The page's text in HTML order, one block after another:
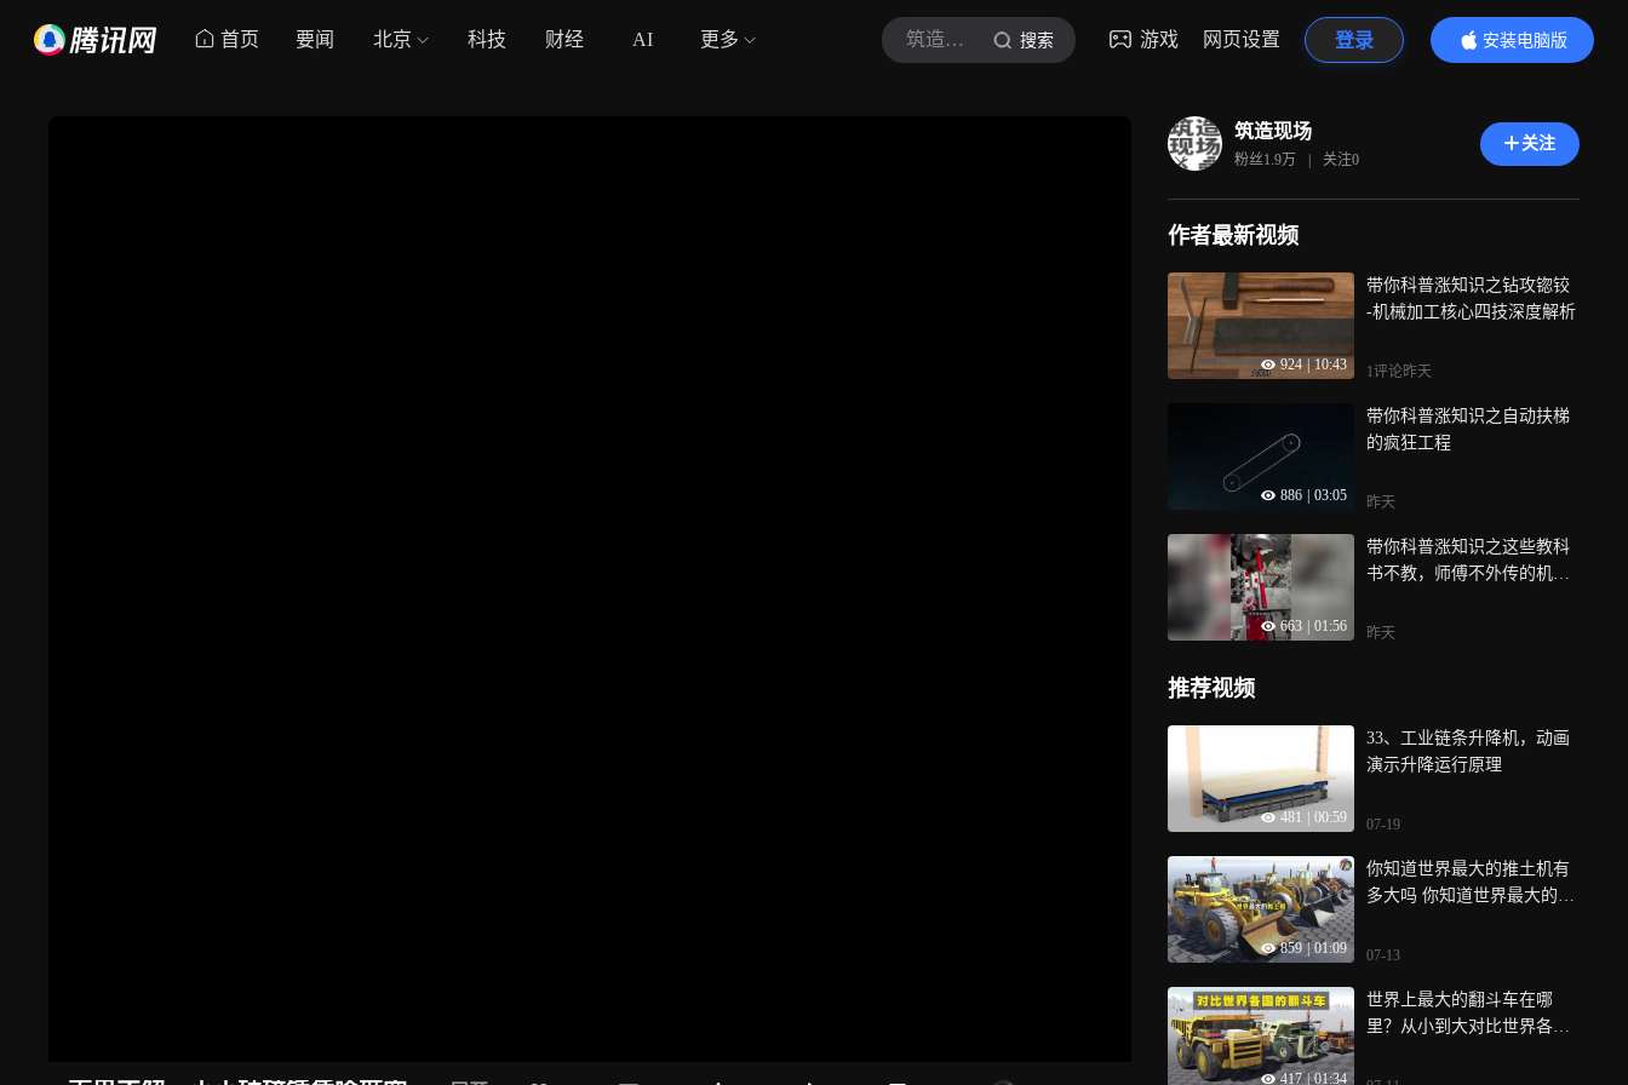
首页 要闻 北京 科技 财经 AI 更多 筑造现场 搜索 游戏 网页设置 登录
安装电脑版
内容更精彩
筑造现场
粉丝1.9万 | 关注0
关注
作者最新视频
924 | 10:43
带你科普涨知识之钻攻锪铰
-机械加工核心四技深度解析
1评论昨天
886 03:05
带你科普涨知识之自动扶梯
的疯狂工程
昨天
663 01:56
带你科普涨知识之这些教科
书不教，师傅不外传的机加
昨天
推荐视频
481 00:59
33、工业链条升降机，动画
演示升降运行原理
07-19
859 | 01:09
你知道世界最大的推土机有
多大吗 你知道世界最大的推
07-13
417 01:34
世界上最大的翻斗车在哪
里？从小到大对比世界各国